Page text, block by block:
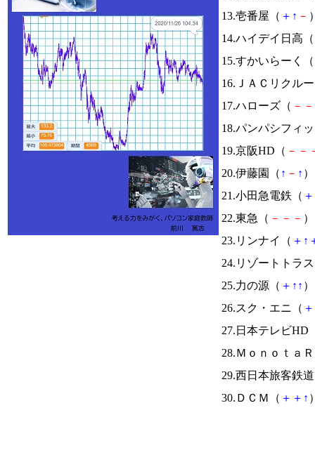
13.壱番屋（ ＋ ↑ －
14.ハイデイ日高（
15.すかいらーく（
16.ＪＡＣリクル
17.ハローズ（ － －
18.パンパシフィ
19.京阪HD（ － －
20.伊藤園（ ↑ － ↑
21.小田急電鉄（ ＋
22.東急（ － － －
23.リンナイ（ ＋ ↑
24.リゾートトラ
25.力の源（ ＋ ↑ ↑
26.スク・エニ（ ＋
27.日本テレビHD
28.Ｍｏｎｏｔａ
29.西日本旅客鉄
30.ＤＣＭ（ ＋ ＋ ↑